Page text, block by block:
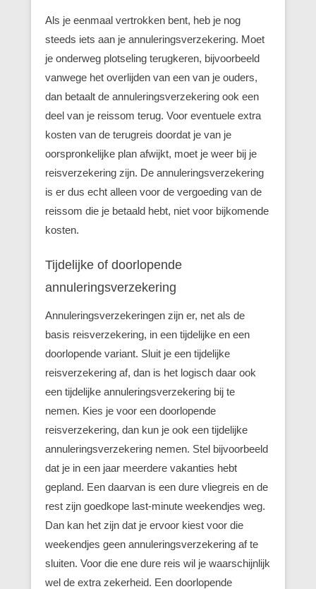
Als je eenmaal vertrokken bent, heb je nog
steeds iets aan je annuleringsverzekering. Moet
je onderweg plotseling terugkeren, bijvoorbeeld
vanwege het overlijden van een van je ouders,
dan betaalt de annuleringsverzekering ook een
deel van je reissom terug. Voor eventuele extra
kosten van de terugreis doordat je van je
oorspronkelijke plan afwijkt, moet je weer bij je
reisverzekering zijn. De annuleringsverzekering
is er dus echt alleen voor de vergoeding van de
reissom die je betaald hebt, niet voor bijkomende
kosten.
Tijdelijke of doorlopende
annuleringsverzekering
Annuleringsverzekeringen zijn er, net als de
basis reisverzekering, in een tijdelijke en een
doorlopende variant. Sluit je een tijdelijke
reisverzekering af, dan is het logisch daar ook
een tijdelijke annuleringsverzekering bij te
nemen. Kies je voor een doorlopende
reisverzekering, dan kun je ook een tijdelijke
annuleringsverzekering nemen. Stel bijvoorbeeld
dat je in een jaar meerdere vakanties hebt
gepland. Een daarvan is een dure vliegreis en de
rest zijn goedkope last-minute weekendjes weg.
Dan kan het zijn dat je ervoor kiest voor die
weekendjes geen annuleringsverzekering af te
sluiten. Voor die ene dure reis wil je waarschijnlijk
wel de extra zekerheid. Een doorlopende